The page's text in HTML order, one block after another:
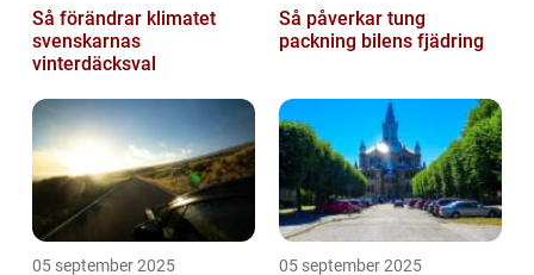
Så förändrar klimatet
svenskarnas
vinterdäcksval
Så påverkar tung
packning bilens fjädring
05 september 2025 05 september 2025